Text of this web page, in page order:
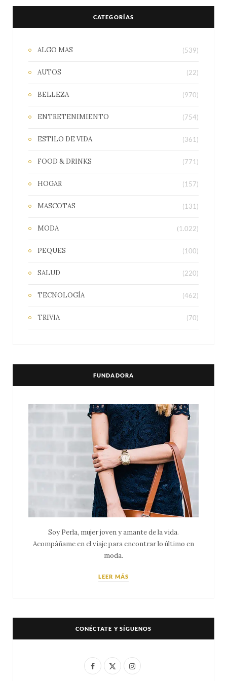
CATEGORÍAS
ALGO MAS (539)
AUTOS (22)
BELLEZA (970)
ENTRETENIMIENTO (754)
ESTILO DE VIDA (361)
FOOD & DRINKS (771)
HOGAR (157)
MASCOTAS (131)
MODA (1.022)
PEQUES (100)
SALUD (220)
TECNOLOGÍA (462)
TRIVIA (70)
FUNDADORA
Soy Perla, mujer joven y amante de la vida.
Acompáñame en el viaje para encontrar lo último en
moda.
LEER MÁS
CONÉCTATE Y SÍGUENOS
F
X
I